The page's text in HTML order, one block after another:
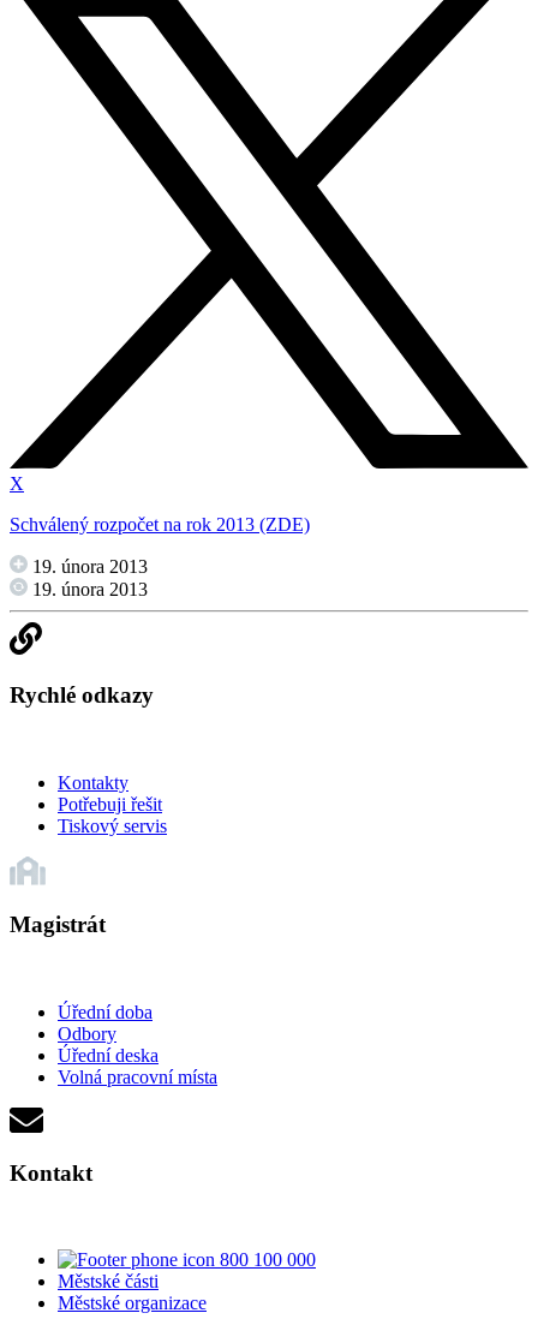
X
Schválený rozpočet na rok 2013 (ZDE)
19. února 2013
19. února 2013
Rychlé odkazy
Kontakty
Potřebuji řešit
Tiskový servis
Magistrát
Úřední doba
Odbory
Úřední deska
Volná pracovní místa
Kontakt
800 100 000
Městské části
Městské organizace